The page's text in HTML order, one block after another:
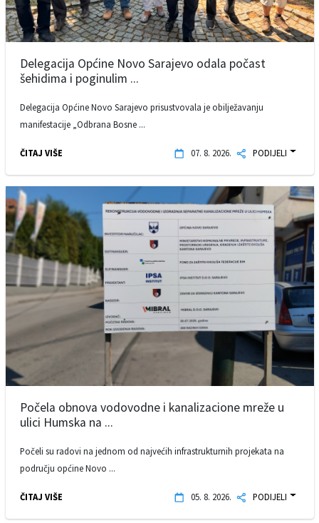
Delegacija Općine Novo Sarajevo odala počast
šehidima i poginulim ...
Delegacija Općine Novo Sarajevo prisustvovala je obilježavanju
manifestacije „Odbrana Bosne ...
ČITAJ VIŠE 07. 8. 2026. PODIJELI
Počela obnova vodovodne i kanalizacione mreže u
ulici Humska na ...
Počeli su radovi na jednom od najvećih infrastrukturnih projekata na
području općine Novo ...
ČITAJ VIŠE 05. 8. 2026. PODIJELI